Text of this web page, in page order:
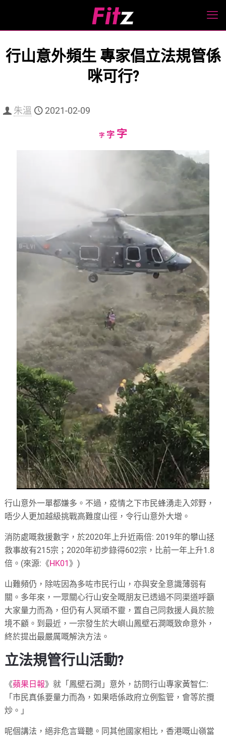
行山意外頻生 專家倡立法規管係
咪可行?
朱溫 2021-02-09
字Decrease
字Reset
字Increase
行山意外一單都嫌多。不過，疫情之下市民蜂湧走入郊野，
唔少人更加越級挑戰高難度山徑，令行山意外大增。
消防處嘅救援數字，於2020年上升近兩倍: 2019年的攀山拯
救事故有215宗；2020年初步錄得602宗，比前一年上升1.8
倍。(來源:《HK01》)
山難頻仍，除咗因為多咗市民行山，亦與安全意識薄弱有
關。多年來，一眾關心行山安全嘅朋友已透過不同渠道呼籲
大家量力而為，但仍有人冥頑不靈，置自己同救援人員於險
境不顧。到最近，一宗發生於大嶼山鳳壁石澗嘅致命意外，
終於提出最嚴厲嘅解決方法。
立法規管行山活動?
《蘋果日報》就「鳳壁石澗」意外，訪問行山專家黃智仁:
「市民真係要量力而為，如果唔係政府立例監管，會等於攬
炒。」
呢個講法，絕非危言聳聽。同其他國家相比，香港嘅山嶺當